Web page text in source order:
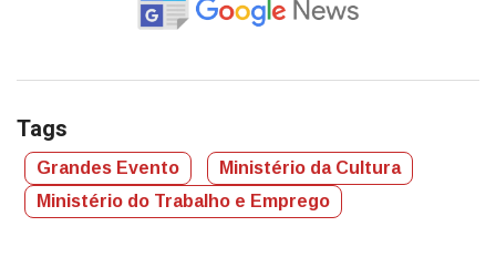
Tags
Grandes Evento
Ministério da Cultura
Ministério do Trabalho e Emprego